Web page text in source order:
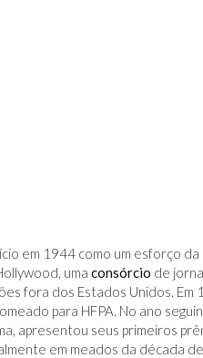
em 1944 como um esforço
uma consórcio de
fora dos Estados Unidos.
para HFPA. No ano
apresentou seus primeiros
em meados da década